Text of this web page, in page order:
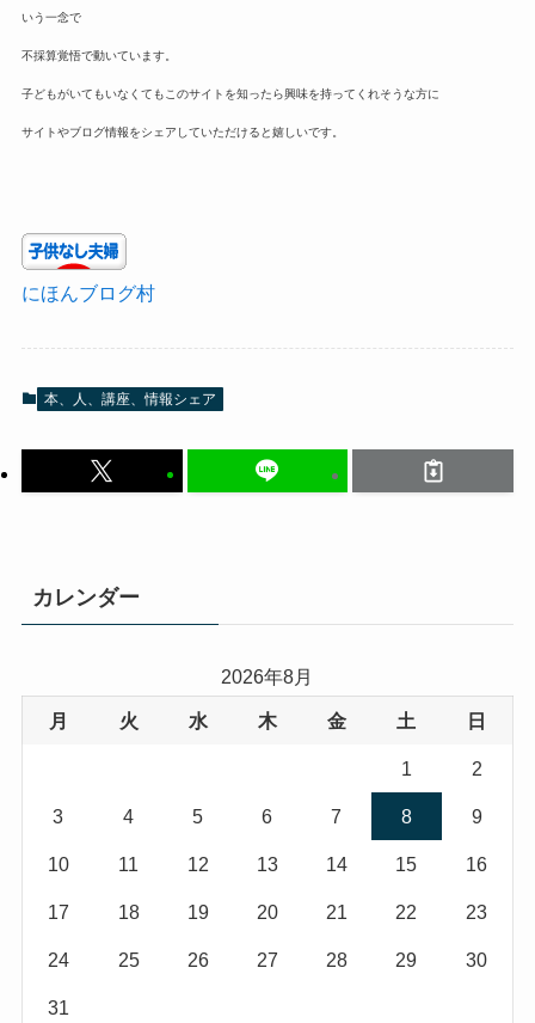
いう一念で
不採算覚悟で動いています。
子どもがいてもいなくてもこのサイトを知ったら興味を持ってくれそうな方に
サイトやブログ情報をシェアしていただけると嬉しいです。
にほんブログ村
本、人、講座、情報シェア
カレンダー
2026年8月
月 火 水 木 金 土 日
1 2
3 4 5 6 7 8 9
10 11 12 13 14 15 16
17 18 19 20 21 22 23
24 25 26 27 28 29 30
31